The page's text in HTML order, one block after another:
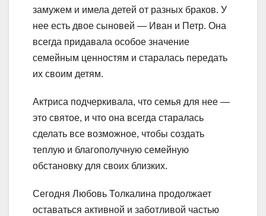
замужем и имела детей от разных браков. У
нее есть двое сыновей — Иван и Петр. Она
всегда придавала особое значение
семейным ценностям и старалась передать
их своим детям.
Актриса подчеркивала, что семья для нее —
это святое, и что онa всегда старалась
сделать все возможное, чтобы создать
теплую и благополучную семейную
обстановку для своих близких.
Сегодня Любовь Толкалина продолжает
оставаться активной и заботливой частью